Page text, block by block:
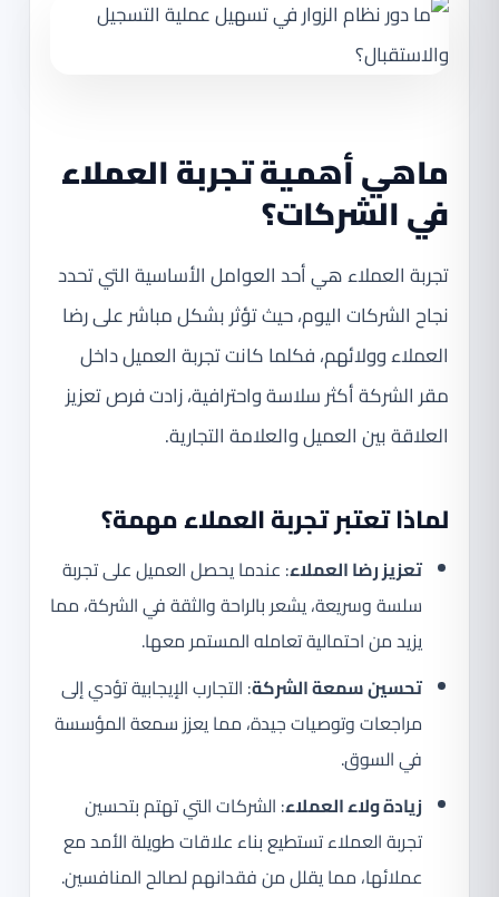
ماهي أهمية تجربة العملاء
في الشركات؟
تجربة العملاء هي أحد العوامل الأساسية التي تحدد
نجاح الشركات اليوم، حيث تؤثر بشكل مباشر على رضا
العملاء وولائهم، فكلما كانت تجربة العميل داخل
مقر الشركة أكثر سلاسة واحترافية، زادت فرص تعزيز
العلاقة بين العميل والعلامة التجارية.
لماذا تعتبر تجربة العملاء مهمة؟
تعزيز رضا العملاء: عندما يحصل العميل على تجربة
سلسة وسريعة، يشعر بالراحة والثقة في الشركة، مما
يزيد من احتمالية تعامله المستمر معها.
تحسين سمعة الشركة: التجارب الإيجابية تؤدي إلى
مراجعات وتوصيات جيدة، مما يعزز سمعة المؤسسة
في السوق.
زيادة ولاء العملاء: الشركات التي تهتم بتحسين
تجربة العملاء تستطيع بناء علاقات طويلة الأمد مع
عملائها، مما يقلل من فقدانهم لصالح المنافسين.